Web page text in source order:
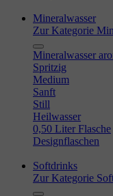
Mineralwasser
Zur Kategorie
Mineralwasser
Spritzig
Medium
Sanft
Still
Heilwasser
0,50 Liter Flasche
Designflaschen
Softdrinks
Zur Kategorie